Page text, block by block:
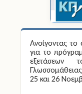
Ανοίγοντας
για το
εξετάσεων
25 και 26